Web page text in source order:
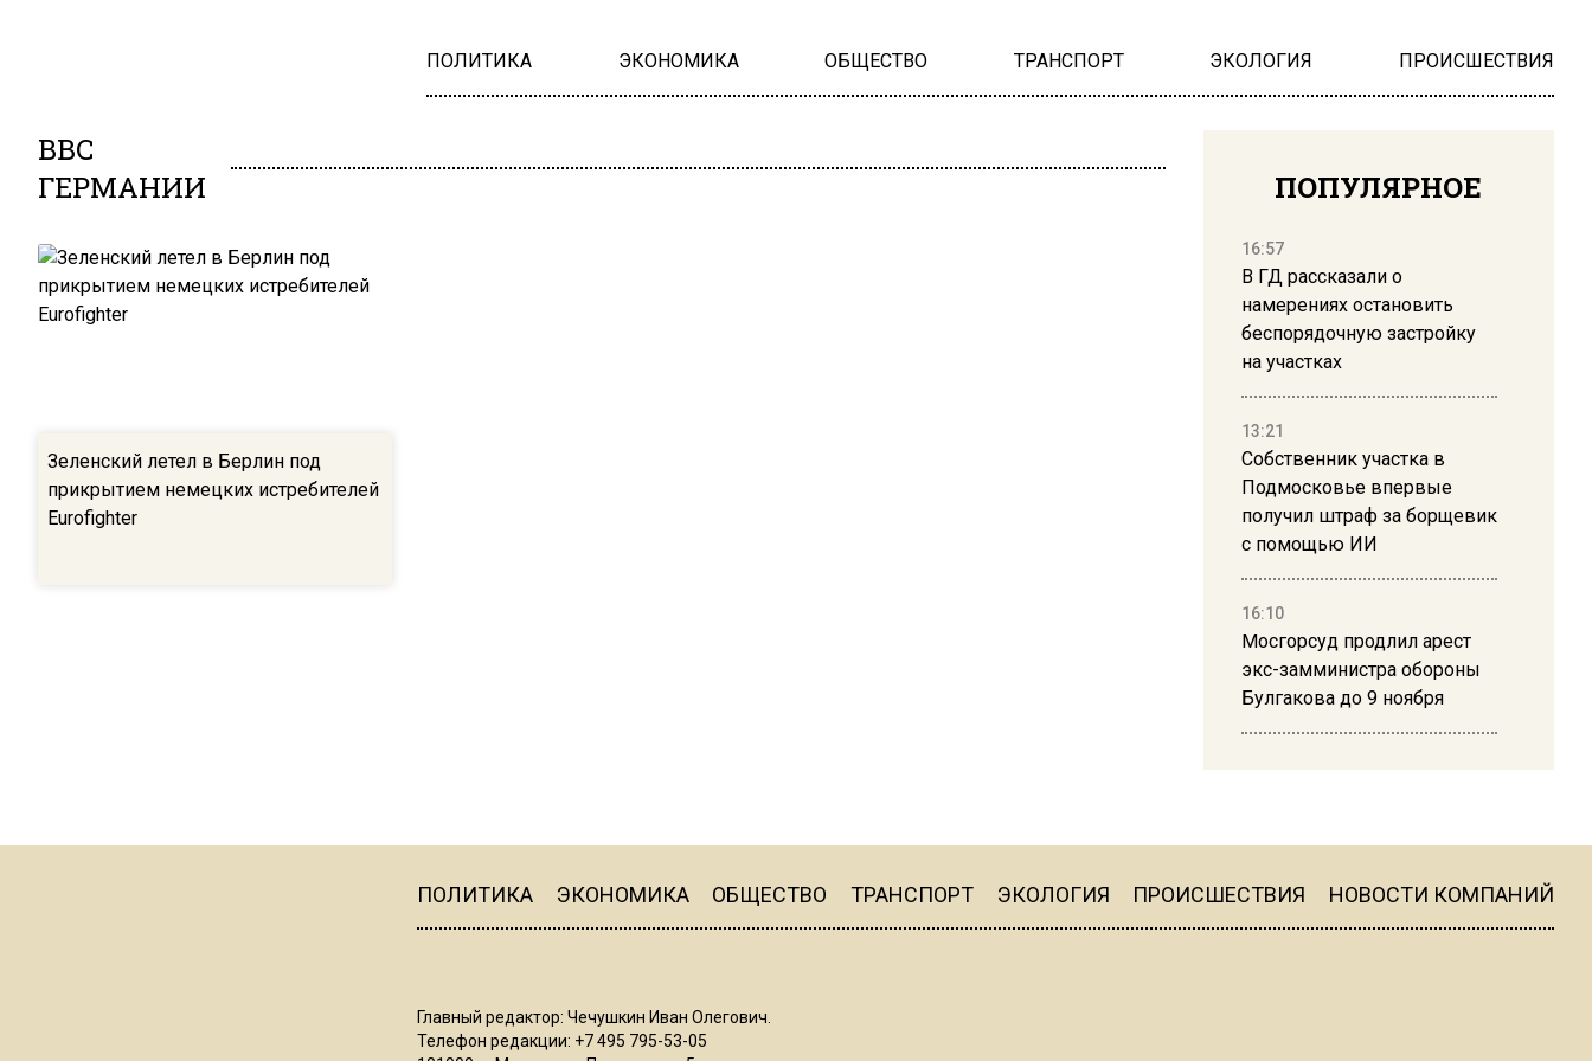
ПОЛИТИКА ЭКОНОМИКА ОБЩЕСТВО ТРАНСПОРТ ЭКОЛОГИЯ ПРОИСШЕСТВИЯ
ВВС
ГЕРМАНИИ
Зеленский летел в Берлин под
прикрытием немецких истребителей
Eurofighter
ПОПУЛЯРНОЕ
16:57
В ГД рассказали о
намерениях остановить
беспорядочную застройку
на участках
13:21
Собственник участка в
Подмосковье впервые
получил штраф за борщевик
с помощью ИИ
16:10
Мосгорсуд продлил арест
экс-замминистра обороны
Булгакова до 9 ноября
16:19
ПОЛИТИКА ЭКОНОМИКА ОБЩЕСТВО ТРАНСПОРТ ЭКОЛОГИЯ ПРОИСШЕСТВИЯ НОВОСТИ КОМПАНИЙ
Главный редактор: Чечушкин Иван Олегович.
Телефон редакции: +7 495 795-53-05